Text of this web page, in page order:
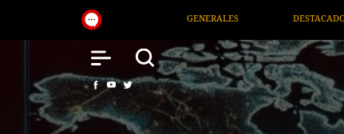
DESTACADOS NACIONAL SALUD